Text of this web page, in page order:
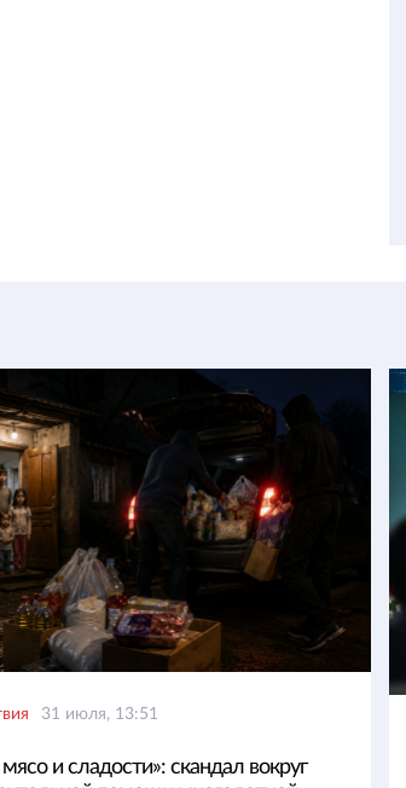
31 июля, 13:51
и сладости»: скандал вокруг